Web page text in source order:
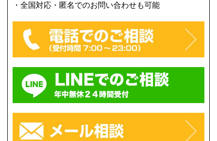
全国対応・匿名でのお問い合わせも可能